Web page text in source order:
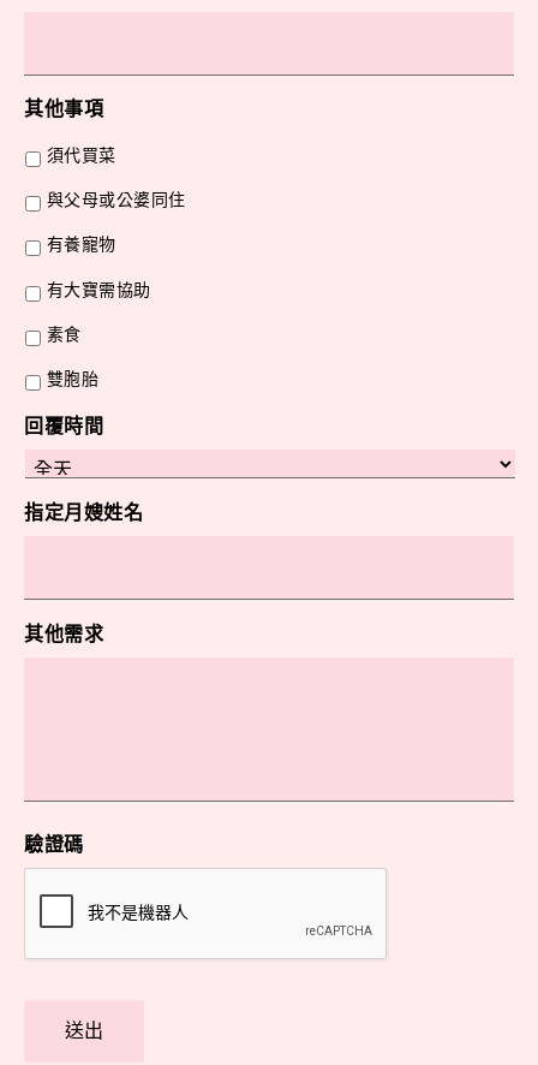
其他事項
須代買菜
與父母或公婆同住
有養寵物
有大寶需協助
素食
雙胞胎
回覆時間
指定月嫂姓名
其他需求
驗證碼